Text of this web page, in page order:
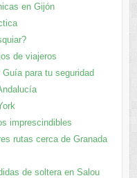
en Gijón
de viajeros
para tu seguridad
imprescindibles
rutas cerca de Granada
de soltera en Salou